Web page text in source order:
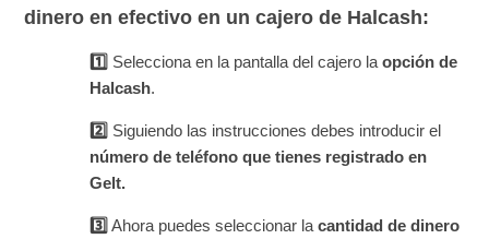
dinero en efectivo en un cajero de Halcash:
1️⃣ Selecciona en la pantalla del cajero laopción de
Halcash.
2️⃣ Siguiendo las instrucciones debes introducir el
número de teléfono que tienes registrado en
Gelt.
3️⃣ Ahora puedes seleccionar lacantidad de dinero